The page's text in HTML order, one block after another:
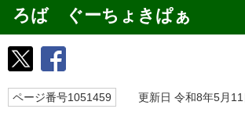
ろば ぐーちょきぱぁ
ページ番号1051459 更新日 令和8年5月11